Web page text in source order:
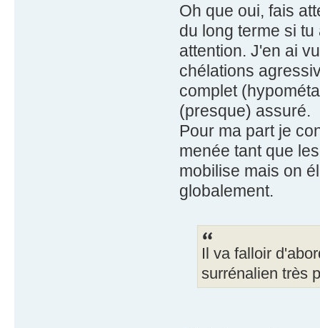
Oh que oui, fais
du long terme si
attention. J'en ai
chélations
complet
(presque) assuré.
Pour ma part je
menée tant que
mobilise mais on
globalement.
Il va falloir
surrénalien très